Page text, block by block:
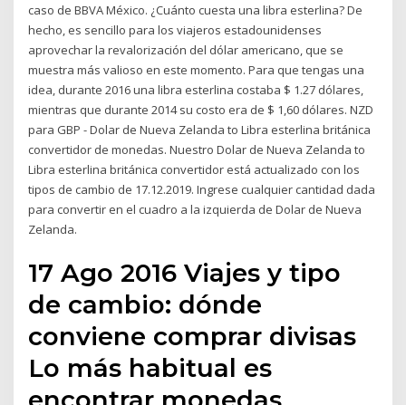
caso de BBVA México. ¿Cuánto cuesta una libra esterlina? De
hecho, es sencillo para los viajeros estadounidenses
aprovechar la revalorización del dólar americano, que se
muestra más valioso en este momento. Para que tengas una
idea, durante 2016 una libra esterlina costaba $ 1.27 dólares,
mientras que durante 2014 su costo era de $ 1,60 dólares. NZD
para GBP - Dolar de Nueva Zelanda to Libra esterlina británica
convertidor de monedas. Nuestro Dolar de Nueva Zelanda to
Libra esterlina británica convertidor está actualizado con los
tipos de cambio de 17.12.2019. Ingrese cualquier cantidad dada
para convertir en el cuadro a la izquierda de Dolar de Nueva
Zelanda.
17 Ago 2016 Viajes y tipo
de cambio: dónde
conviene comprar divisas
Lo más habitual es